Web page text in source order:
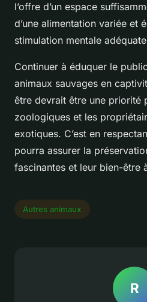
l’offre d’un espace
d’une alimentation variée et
stimulation mentale
Continuer à éduquer le
animaux sauvages en
être devrait être une priorité
zoologiques et les
exotiques. C’est en
pourra assurer la
fascinantes et leur bien-être
Autres animaux
R